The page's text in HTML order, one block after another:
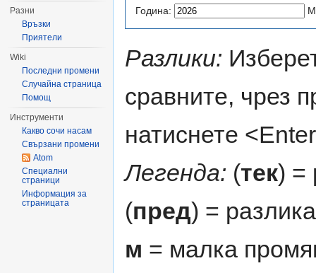
Година:
Разлики:
сравните, чрез
натиснете
Легенда: (тек) =
(пред) =
м = малка
Разни
Връзки
Приятели
Wiki
Последни промени
Случайна страница
Помощ
Инструменти
Какво сочи насам
Свързани промени
Atom
Специални
страници
Информация за
страницата